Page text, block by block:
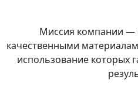
Миссия компании —
качественными
использование которых